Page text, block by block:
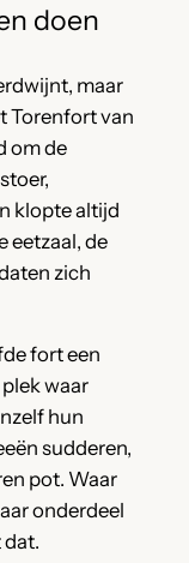
doen
maar
Torenfort van
om de
klopte altijd
eetzaal, de
zich
fort een
waar
hun
sudderen,
pot. Waar
onderdeel
dat.